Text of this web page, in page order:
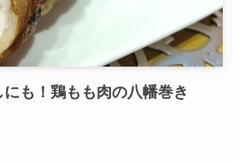
も！鶏もも肉の八幡巻き